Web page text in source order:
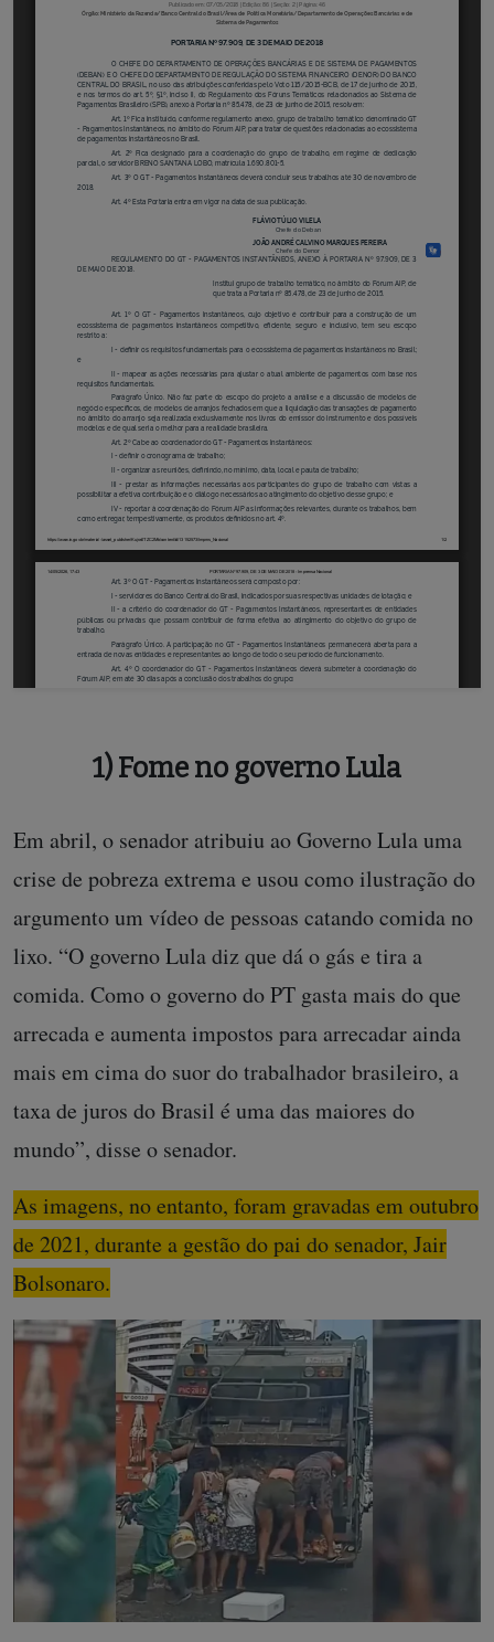
1) Fome no governo Lula
Em abril, o senador atribuiu ao Governo Lula uma
crise de pobreza extrema e usou como ilustração do
argumento um vídeo de pessoas catando comida no
lixo. “O governo Lula diz que dá o gás e tira a
comida. Como o governo do PT gasta mais do que
arrecada e aumenta impostos para arrecadar ainda
mais em cima do suor do trabalhador brasileiro, a
taxa de juros do Brasil é uma das maiores do
mundo”, disse o senador.
As imagens, no entanto, foram gravadas em outubro
de 2021, durante a gestão do pai do senador, Jair
Bolsonaro.